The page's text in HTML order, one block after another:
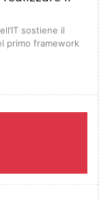
sostiene il
primo framework